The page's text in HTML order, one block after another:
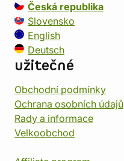
Česká republika
Slovensko
English
Deutsch
užitečné
Obchodní podmínky
Ochrana osobních údajů
Rady a informace
Velkoobchod